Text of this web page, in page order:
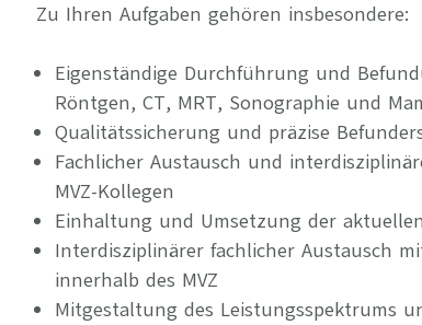
Zu Ihren Aufgaben gehören insbesondere:
Eigenständige Durchführung und
Röntgen, CT, MRT, Sonographie und
Qualitätssicherung und präzise
Fachlicher Austausch und
MVZ-Kollegen
Einhaltung und Umsetzung der
Interdisziplinärer fachlicher Austausch
innerhalb des MVZ
Mitgestaltung des Leistungsspektrums